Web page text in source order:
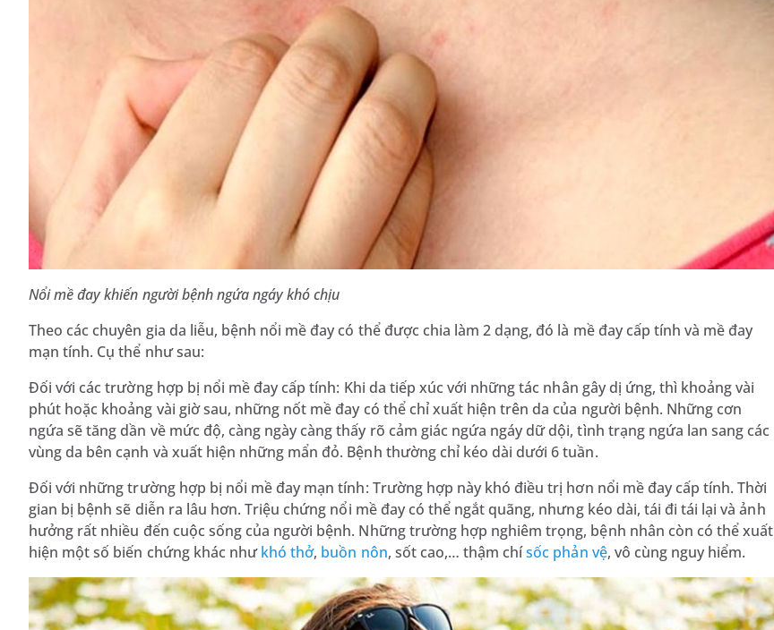
Nổi mề đay khiến người bệnh ngứa ngáy khó chịu
Theo các chuyên gia da liễu, bệnh nổi mề đay có thể được chia làm 2 dạng, đó là mề đay cấp tính và mề đay
mạn tính. Cụ thể như sau:
Đối với các trường hợp bị nổi mề đay cấp tính: Khi da tiếp xúc với những tác nhân gây dị ứng, thì khoảng vài
phút hoặc khoảng vài giờ sau, những nốt mề đay có thể chỉ xuất hiện trên da của người bệnh. Những cơn
ngứa sẽ tăng dần về mức độ, càng ngày càng thấy rõ cảm giác ngứa ngáy dữ dội, tình trạng ngứa lan sang các
vùng da bên cạnh và xuất hiện những mẩn đỏ. Bệnh thường chỉ kéo dài dưới 6 tuần.
Đối với những trường hợp bị nổi mề đay mạn tính: Trường hợp này khó điều trị hơn nổi mề đay cấp tính. Thời
gian bị bệnh sẽ diễn ra lâu hơn. Triệu chứng nổi mề đay có thể ngắt quãng, nhưng kéo dài, tái đi tái lại và ảnh
hưởng rất nhiều đến cuộc sống của người bệnh. Những trường hợp nghiêm trọng, bệnh nhân còn có thể xuất
hiện một số biến chứng khác nhưkhó thở, buồn nôn, sốt cao,… thậm chísốc phản vệ, vô cùng nguy hiểm.